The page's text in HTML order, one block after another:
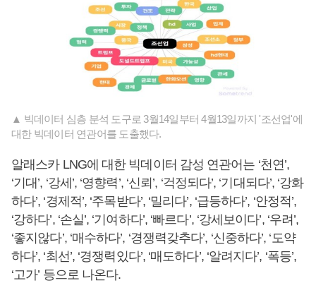
▲ 빅데이터 심층 분석 도구로 3월14일부터 4월13일까지 '조선업'에
대한 빅데이터 연관어를 도출했다.
알래스카 LNG에 대한 빅데이터 감성 연관어는 ‘천연’,
‘기대’, ‘강세’, ‘영향력’, ‘신뢰’, ‘걱정되다’, ‘기대되다’, ‘강화
하다’, ‘경제적’, ‘주목받다’, ‘밀리다’, ‘급등하다’, ‘안정적’,
‘강하다’, ‘손실’, ‘기여하다’, ‘빠르다’, ‘강세보이다’, ‘우려’,
‘좋지않다’, ‘매수하다’, ‘경쟁력갖추다’, ‘신중하다’, ‘도약
하다’, ‘최선’, ‘경쟁력있다’, ‘매도하다’, ‘알려지다’, ‘폭등’,
‘고가’ 등으로 나온다.